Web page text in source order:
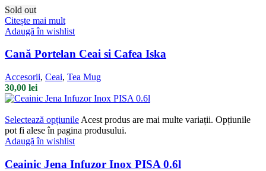
Sold out
Citește mai mult
Adaugă în wishlist
Cană Portelan Ceai si Cafea Iska
Accesorii, Ceai, Tea Mug
30,00 lei
Selectează opțiunile Acest produs are mai multe variații. Opțiunile
pot fi alese în pagina produsului.
Adaugă în wishlist
Ceainic Jena Infuzor Inox PISA 0.6l